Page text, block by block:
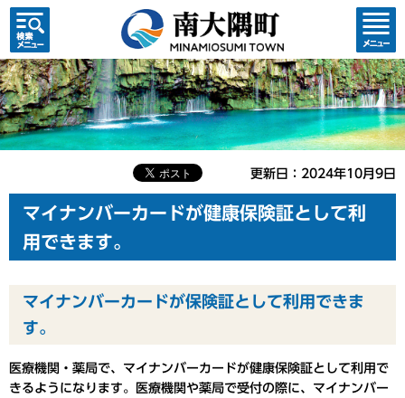
検索・
共通メ
ニュー
コンテ
ンツメ
ニュー
更新日：2024年10月9日
マイナンバーカードが健康保険証として利
用できます。
マイナンバーカードが保険証として利用できま
す。
医療機関・薬局で、マイナンバーカードが健康保険証として利用で
きるようになります。医療機関や薬局で受付の際に、マイナンバー